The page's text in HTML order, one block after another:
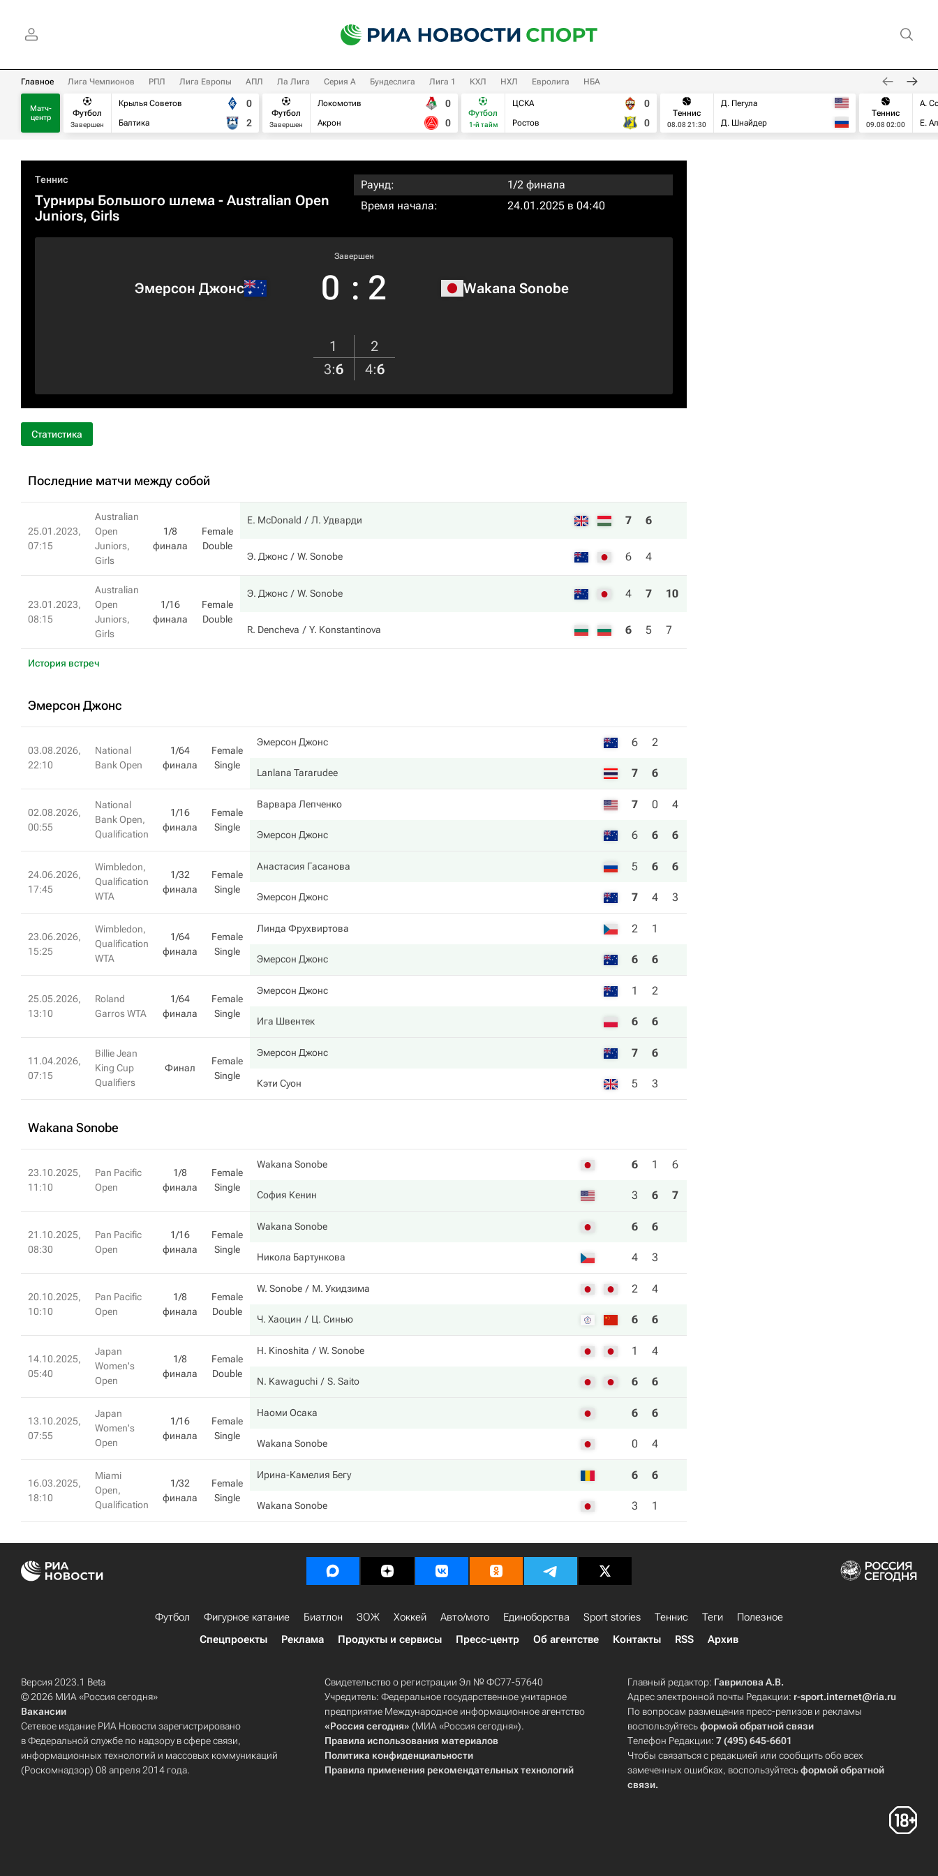
Главное Лига Чемпионов РПЛ Лига Европы АПЛ Ла Лига Серия А Бундеслига Лига 1 КХЛ НХЛ Евролига НБА
Матч-
центр
Футбол
Завершен
Крылья Советов
Балтика
0
2
Футбол
Завершен
Локомотив
Акрон
0
0
Футбол
1-й тайм
ЦСКА
Ростов
0
0
Теннис
08.08 21:30
Д. Пегула
Д. Шнайдер
Теннис
09.08 02:00
А.
Е.
Теннис
Турниры Большого шлема - Australian Open
Juniors, Girls
Раунд:
1/2 финала
Время начала:
24.01.2025 в 04:40
Эмерсон Джонс
Завершен
0 : 2 Wakana Sonobe
1
2
3:6 4:6
Статистика
Последние матчи между собой
25.01.2023,
07:15
Australian
Open
Juniors,
Girls
1/8
финала
Female
Double
E. McDonald Л. Удварди 7 6
Э. Джонс W. Sonobe 6 4
23.01.2023,
08:15
Australian
Open
Juniors,
Girls
1/16
финала
Female
Double
Э. Джонс W. Sonobe 4 7 10
R. Dencheva Y. Konstantinova 6 5 7
История встреч
Эмерсон Джонс
03.08.2026,
22:10
National
Bank Open
1/64
финала
Female
Single
Эмерсон Джонс 6 2
Lanlana Tararudee 7 6
02.08.2026,
00:55
National
Bank Open,
Qualification
1/16
финала
Female
Single
Варвара Лепченко 7 0 4
Эмерсон Джонс 6 6 6
24.06.2026,
17:45
Wimbledon,
Qualification
WTA
1/32
финала
Female
Single
Анастасия Гасанова 5 6 6
Эмерсон Джонс 7 4 3
23.06.2026,
15:25
Wimbledon,
Qualification
WTA
1/64
финала
Female
Single
Линда Фрухвиртова 2 1
Эмерсон Джонс 6 6
25.05.2026,
13:10
Roland
Garros WTA
1/64
финала
Female
Single
Эмерсон Джонс 1 2
Ига Швентек 6 6
11.04.2026,
07:15
Billie Jean
King Cup
Qualifiers
Финал
Female
Single
Эмерсон Джонс 7 6
Кэти Суон 5 3
Wakana Sonobe
23.10.2025,
11:10
Pan Pacific
Open
1/8
финала
Female
Single
Wakana Sonobe 6 1 6
София Кенин 3 6 7
21.10.2025,
08:30
Pan Pacific
Open
1/16
финала
Female
Single
Wakana Sonobe 6 6
Никола Бартункова 4 3
20.10.2025,
10:10
Pan Pacific
Open
1/8
финала
Female
Double
W. Sonobe М. Укидзима 2 4
Ч. Хаоцин Ц. Синью 6 6
14.10.2025,
05:40
Japan
Women's
Open
1/8
финала
Female
Double
H. Kinoshita W. Sonobe 1 4
N. Kawaguchi S. Saito 6 6
13.10.2025,
07:55
Japan
Women's
Open
1/16
финала
Female
Single
Наоми Осака 6 6
Wakana Sonobe 0 4
16.03.2025,
18:10
Miami
Open,
Qualification
1/32
финала
Female
Single
Ирина-Камелия Бегу 6 6
Wakana Sonobe 3 1
Футбол Фигурное катание Биатлон ЗОЖ Хоккей Авто/мото Единоборства Sport stories Теннис Теги
Полезное
Спецпроекты
Реклама Продукты и сервисы Пресс-центр Об агентстве Контакты RSS Архив
Версия 2023.1 Beta
© 2026 МИА «Россия сегодня»
Вакансии
Сетевое издание РИА Новости зарегистрировано
в Федеральной службе по надзору в сфере связи,
информационных технологий и массовых коммуникаций
(Роскомнадзор) 08 апреля 2014 года.
Свидетельство о регистрации Эл № ФС77-57640
Учредитель: Федеральное государственное унитарное
предприятие Международное информационное агентство
«Россия сегодня» (МИА «Россия сегодня»).
Правила использования материалов
Политика конфиденциальности
Правила применения рекомендательных технологий
Главный редактор: Гаврилова А.В.
Адрес электронной почты Редакции: r-sport.internet@ria.ru
По вопросам размещения пресс-релизов и рекламы
воспользуйтесьформой обратной связи
Телефон Редакции:7 (495) 645-6601
Чтобы связаться с редакцией или сообщить обо всех
замеченных ошибках, воспользуйтесьформой обратной
связи.